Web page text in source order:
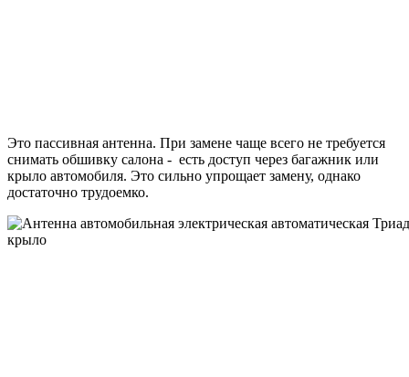
Это пассивная антенна. При замене чаще всего не требуется
снимать обшивку салона - есть доступ через багажник или
крыло автомобиля. Это сильно упрощает замену, однако
достаточно трудоемко.